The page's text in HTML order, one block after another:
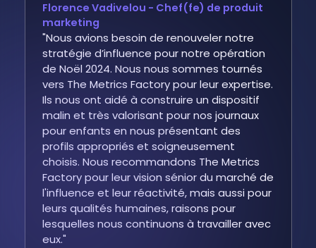
Florence Vadivelou - Chef(fe) de produit
marketing
"Nous avions besoin de renouveler notre
stratégie d’influence pour notre opération
de Noël 2024. Nous nous sommes tournés
vers The Metrics Factory pour leur expertise.
Ils nous ont aidé à construire un dispositif
malin et très valorisant pour nos journaux
pour enfants en nous présentant des
profils appropriés et soigneusement
choisis. Nous recommandons The Metrics
Factory pour leur vision sénior du marché de
l'influence et leur réactivité, mais aussi pour
leurs qualités humaines, raisons pour
lesquelles nous continuons à travailler avec
eux."